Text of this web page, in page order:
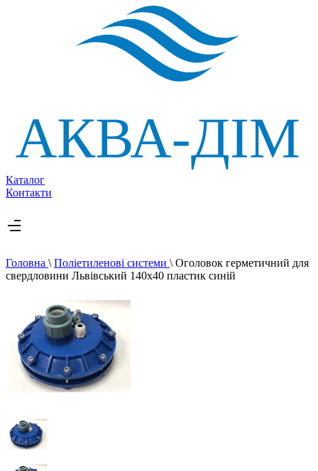
Каталог
Контакти
Головна \ Поліетиленові системи \ Оголовок герметичний для
свердловини Львівський 140х40 пластик синій